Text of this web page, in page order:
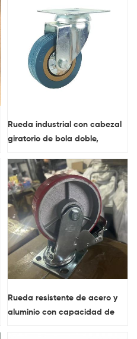
Rueda industrial con cabezal
giratorio de bola doble,
PVC, nuevo artículo
Rueda resistente de acero y
aluminio con capacidad de